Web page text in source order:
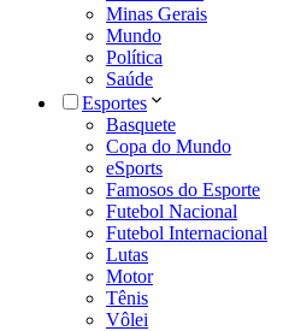
Minas Gerais
Mundo
Política
Saúde
Esportes
Basquete
Copa do Mundo
eSports
Famosos do Esporte
Futebol Nacional
Futebol Internacional
Lutas
Motor
Tênis
Vôlei